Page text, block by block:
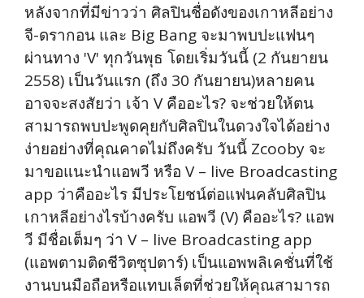
หลังจากที่มีข่าวว่า ศิลปินชื่อดังของเกาหลีอย่าง
จี-ดรากอน และ Big Bang จะมาพบปะแฟนๆ
ผ่านทาง 'V' ทุกวันพุธ โดยเริ่มวันนี้ (2 กันยายน
2558) เป็นวันแรก (ถึง 30 กันยายน)หลายคน
อาจจะสงสัยว่า เจ้า V คืออะไร? จะช่วยให้ตน
สามารถพบปะพูดคุยกับศิลปินในดวงใจได้อย่าง
ง่ายอย่างที่คุณคาดไม่ถึงครับ วันนี้ Zcooby จะ
มาขอแนะนำแอพวี หรือ V – live Broadcasting
app ว่าคืออะไร มีประโยชน์ต่อแฟนคลับศิลปิน
เกาหลีอย่างไรบ้างครับ แอพวี (V) คืออะไร? แอพ
วี มีชื่อเต็มๆ ว่า V – live Broadcasting app
(แอพตามติดชีวิตซุปตาร์) เป็นแอพพลิเคชั่นที่ใช้
งานบนมือถือหรือแทบเล็ตที่ช่วยให้คุณสามารถ